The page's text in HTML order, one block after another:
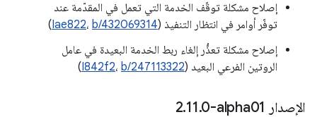
إصلاح مشكلة توقّف الخدمة التي تعمل في المقدّمة عند
توفّر أوامر في انتظار التنفيذ (
Iae822، b/432069314
)
إصلاح مشكلة تعذُّر إلغاء ربط الخدمة البعيدة في عامل
الروتين الفرعي البعيد (
I842f2، b/247113322
)
الإصدار ‎2 .11.0-alpha01